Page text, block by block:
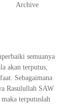
Archive
semuanya
akan terputus,
Sebagaimana
Rasulullah SAW
terputuslah